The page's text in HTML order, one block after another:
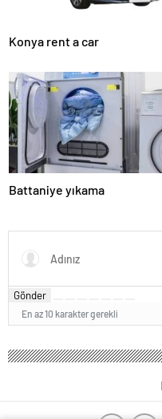
Konya rent a car
Battaniye yıkama
Gönder
En az 10 karakter gerekli